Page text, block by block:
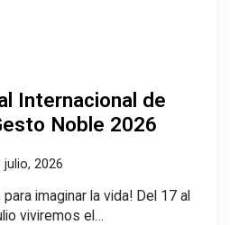
Internacional de
Noble 2026
julio, 2026
imaginar la vida! Del 17 al
viviremos el…